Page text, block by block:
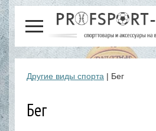
Другие виды спорта | Бег
Бег